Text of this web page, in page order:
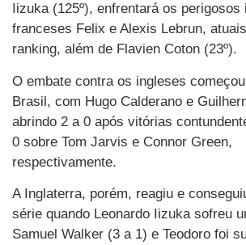
Iizuka (125º), enfrentará os perigosos
franceses Felix e Alexis Lebrun, atuais
ranking, além de Flavien Coton (23º).
O embate contra os ingleses
Brasil, com Hugo Calderano e
abrindo 2 a 0 após vitórias
0 sobre Tom Jarvis e Connor Green,
respectivamente.
A Inglaterra, porém, reagiu e
série quando Leonardo Iizuka sofreu
Samuel Walker (3 a 1) e Teodoro foi